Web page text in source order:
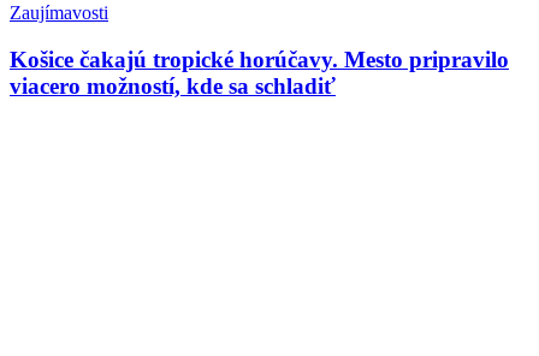
Zaujímavosti
Košice čakajú tropické horúčavy. Mesto pripravilo
viacero možností, kde sa schladiť